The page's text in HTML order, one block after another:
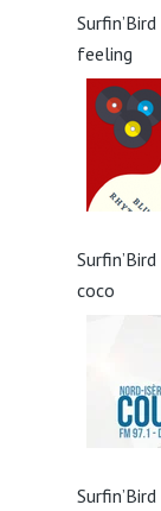
feeling
coco